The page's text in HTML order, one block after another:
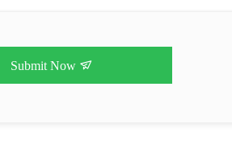
Submit Now